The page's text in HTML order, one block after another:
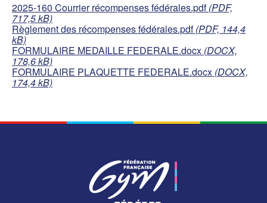
2025-160 Courrier récompenses fédérales.pdf(PDF,
717,5 kB)
Règlement des récompenses fédérales.pdf(PDF, 144,4
kB)
FORMULAIRE MEDAILLE FEDERALE.docx (DOCX,
178,6 kB)
FORMULAIRE PLAQUETTE FEDERALE.docx (DOCX,
174,4 kB)